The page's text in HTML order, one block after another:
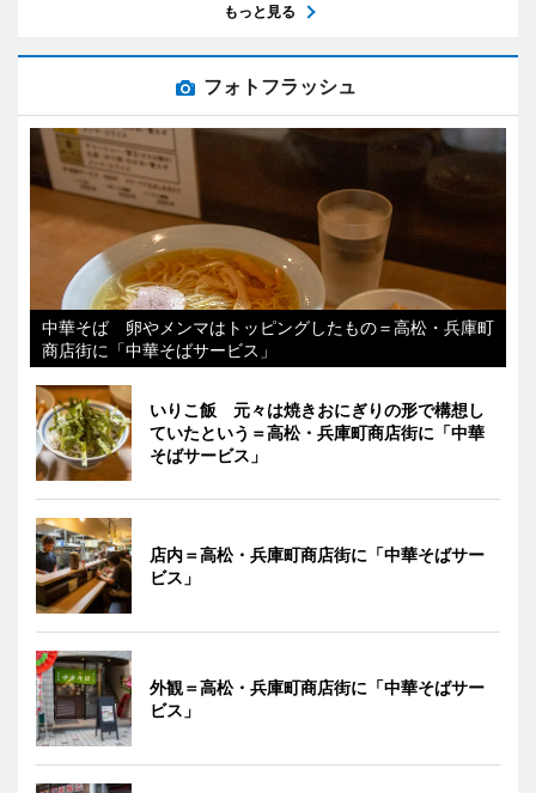
もっと見る
フォトフラッシュ
中華そば 卵やメンマはトッピングしたもの＝高松・兵庫町
商店街に「中華そばサービス」
いりこ飯 元々は焼きおにぎりの形で構想し
ていたという＝高松・兵庫町商店街に「中華
そばサービス」
店内＝高松・兵庫町商店街に「中華そばサー
ビス」
外観＝高松・兵庫町商店街に「中華そばサー
ビス」